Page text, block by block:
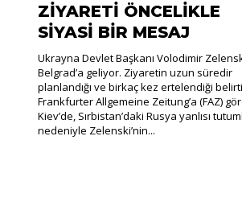
ZİYARETİ ÖNCELİKLE
SİYASİ BİR MESAJ
Ukrayna Devlet Başkanı Volodimir
Belgrad’a geliyor. Ziyaretin uzun süredir
planlandığı ve birkaç kez ertelendiği
Frankfurter Allgemeine Zeitung’a (FAZ)
Kiev’de, Sırbistan’daki Rusya yanlısı
nedeniyle Zelenski’nin...